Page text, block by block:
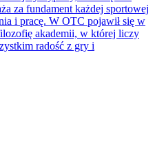
za fundament każdej sportowej
i pracę. W OTC pojawił się w
akademii, w której liczy
radość z gry i